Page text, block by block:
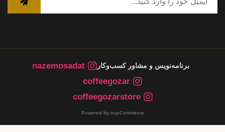
برنامه‌نویس و مشاور کسب‌وکار
nazemosadat
coffeegozar
coffeegozarstore
Powered by nopCommerce